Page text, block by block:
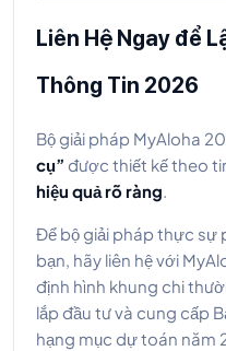
Liên Hệ Ngay để
Thông Tin 2026
Bộ giải pháp MyAloha
cụ” được thiết kế theo
hiệu quả rõ ràng.
Để bộ giải pháp thực sự
bạn, hãy liên hệ với
định hình khung chi
lắp đầu tư và cung cấp
hạng mục dự toán năm